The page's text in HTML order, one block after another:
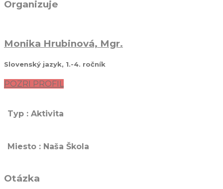
Organizuje
Monika Hrubinová, Mgr.
Slovenský jazyk, 1.-4. ročník
POZRI PROFIL
Typ : Aktivita
Miesto : Naša Škola
Otázka